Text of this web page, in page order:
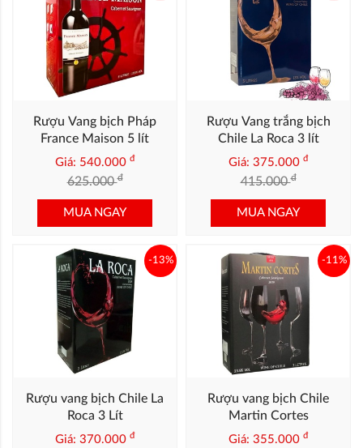
Rượu Vang bịch Pháp
France Maison 5 lít
Giá: 540.000 đ
625.000đ
MUA NGAY
Rượu Vang trắng bịch
Chile La Roca 3 lít
Giá: 375.000 đ
415.000đ
MUA NGAY
Rượu vang bịch Chile La
Roca 3 Lít
Giá: 370.000 đ
-13%
Rượu vang bịch Chile
Martin Cortes
Giá: 355.000 đ
-11%